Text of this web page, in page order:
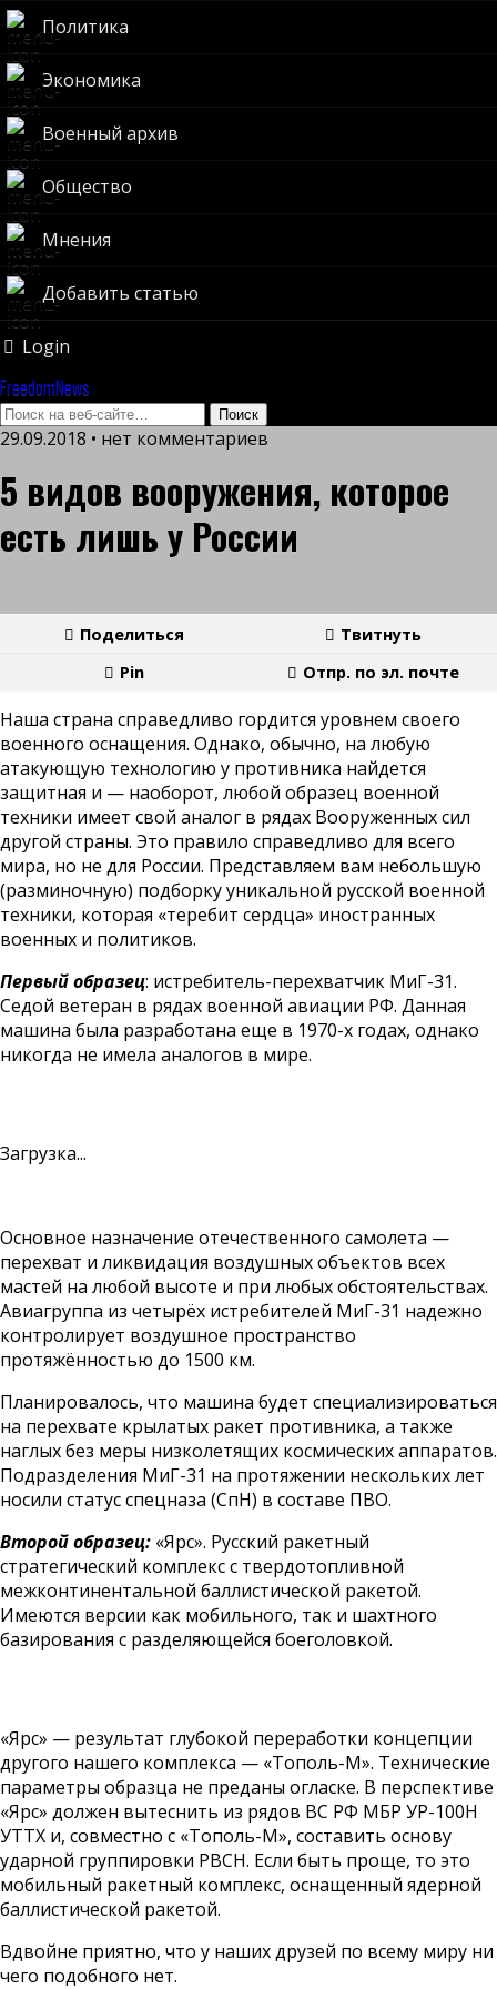
Политика
Экономика
Военный архив
Общество
Мнения
Добавить статью
Login
FreedomNews
29.09.2018 • нет комментариев
5 видов вооружения, которое
есть лишь у России
Поделиться
Твитнуть
Pin
Отпр. по эл. почте
Наша страна справедливо гордится уровнем своего
военного оснащения. Однако, обычно, на любую
атакующую технологию у противника найдется
защитная и — наоборот, любой образец военной
техники имеет свой аналог в рядах Вооруженных сил
другой страны. Это правило справедливо для всего
мира, но не для России. Представляем вам небольшую
(разминочную) подборку уникальной русской военной
техники, которая «теребит сердца» иностранных
военных и политиков.
Первый образец: истребитель-перехватчик МиГ-31.
Седой ветеран в рядах военной авиации РФ. Данная
машина была разработана еще в 1970-х годах, однако
никогда не имела аналогов в мире.
Загрузка...
Основное назначение отечественного самолета —
перехват и ликвидация воздушных объектов всех
мастей на любой высоте и при любых обстоятельствах.
Авиагруппа из четырёх истребителей МиГ-31 надежно
контролирует воздушное пространство
протяжённостью до 1500 км.
Планировалось, что машина будет специализироваться
на перехвате крылатых ракет противника, а также
наглых без меры низколетящих космических аппаратов.
Подразделения МиГ-31 на протяжении нескольких лет
носили статус спецназа (СпН) в составе ПВО.
Второй образец: «Ярс». Русский ракетный
стратегический комплекс с твердотопливной
межконтинентальной баллистической ракетой.
Имеются версии как мобильного, так и шахтного
базирования с разделяющейся боеголовкой.
«Ярс» — результат глубокой переработки концепции
другого нашего комплекса — «Тополь-М». Технические
параметры образца не преданы огласке. В перспективе
«Ярс» должен вытеснить из рядов ВС РФ МБР УР-100Н
УТТХ и, совместно с «Тополь-М», составить основу
ударной группировки РВСН. Если быть проще, то это
мобильный ракетный комплекс, оснащенный ядерной
баллистической ракетой.
Вдвойне приятно, что у наших друзей по всему миру ни
чего подобного нет.